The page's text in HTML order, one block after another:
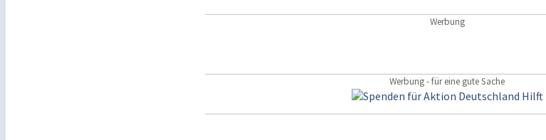
Werbung
Werbung - für eine gute Sache